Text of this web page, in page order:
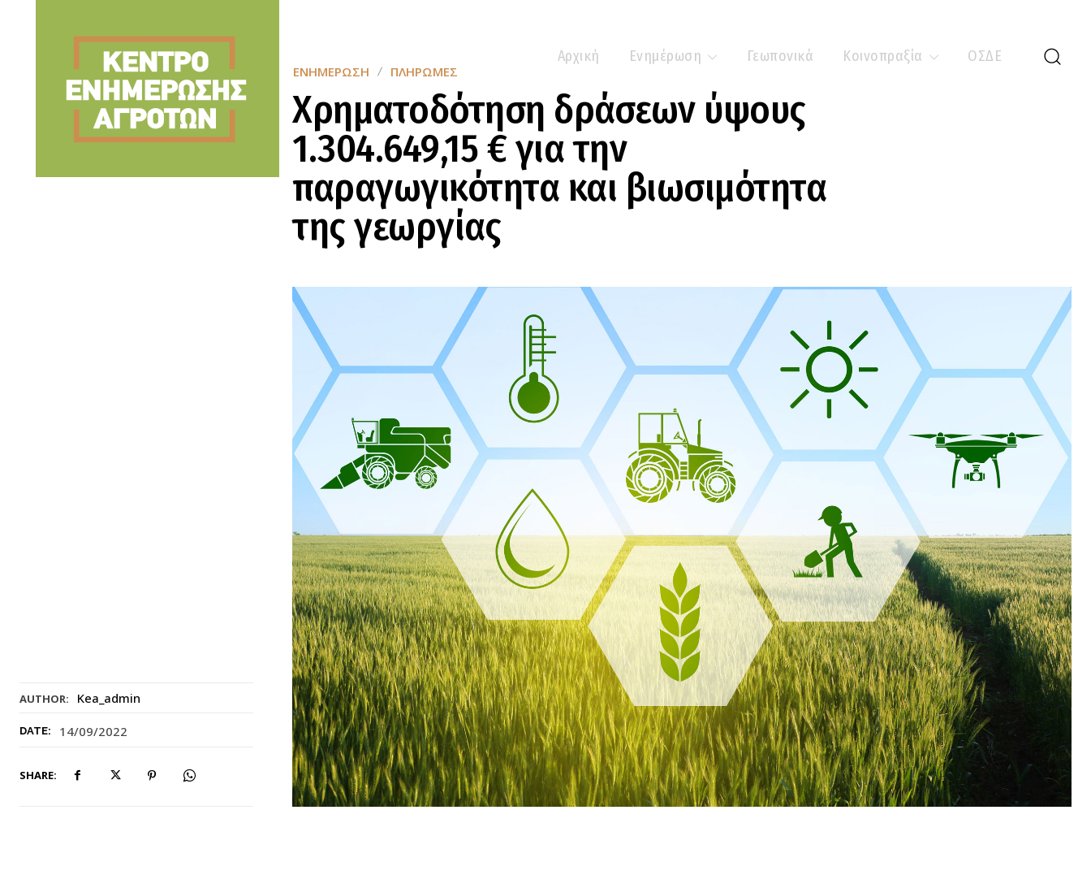
Αρχική Ενημέρωση Γεωπονικά Κοινοπραξία ΟΣΔΕ
AUTHOR: Kea_admin
DATE: 14/09/2022
SHARE:
ΕΝΗΜΈΡΩΣΗ ΠΛΗΡΩΜΈΣ
Χρηματοδότηση δράσεων ύψους
1.304.649,15 € για την
παραγωγικότητα και βιωσιμότητα
της γεωργίας